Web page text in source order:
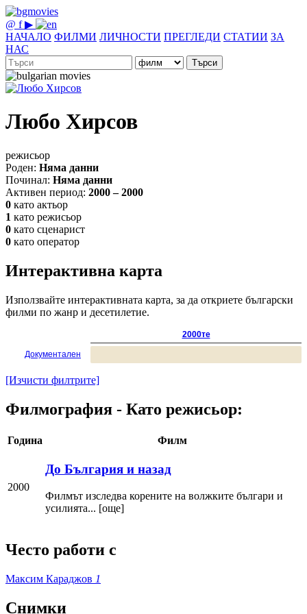
@ f ▶
НАЧАЛО ФИЛМИ ЛИЧНОСТИ ПРЕГЛЕДИ СТАТИИ ЗА
НАС
Търси
Любо Хирсов
режисьор
Роден: Няма данни
Починал: Няма данни
Активен период: 2000 – 2000
0 като актьор
1 като режисьор
0 като сценарист
0 като оператор
Интерактивна карта
Използвайте интерактивната карта, за да откриете български
филми по жанр и десетилетие.
2000те
Документален
[Изчисти филтрите]
Филмография - Като режисьор:
Година Филм
2000
До България и назад
Филмът изследва корените на волжките българи и
усилията... [още]
Често работи с
Максим Караджов 1
Снимки